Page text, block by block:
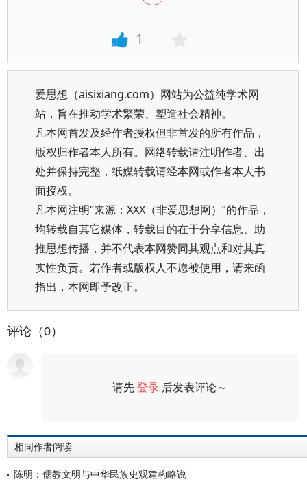
1
爱思想（aisixiang.com）网站为公益纯学术网
站，旨在推动学术繁荣、塑造社会精神。
凡本网首发及经作者授权但非首发的所有作品，
版权归作者本人所有。网络转载请注明作者、出
处并保持完整，纸媒转载请经本网或作者本人书
面授权。
凡本网注明“来源：XXX（非爱思想网）”的作品，
均转载自其它媒体，转载目的在于分享信息、助
推思想传播，并不代表本网赞同其观点和对其真
实性负责。若作者或版权人不愿被使用，请来函
指出，本网即予改正。
评论（0）
请先登录 后发表评论～
相同作者阅读
陈明：儒教文明与中华民族史观建构略说